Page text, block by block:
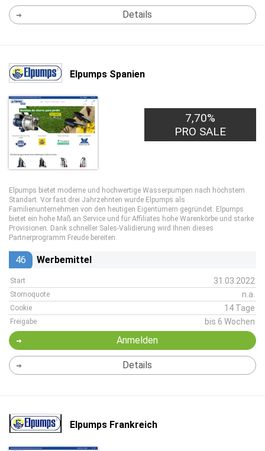
Details
Elpumps Spanien
7,70%
PRO SALE
Elpumps bietet moderne und hochwertige Wasserpumpen nach höchstem
Standart. Vor fast drei Jahrzehnten wurde Elpumps als
Familienunternehmen von den heutigen Eigentümern gegründet. Elpumps
bietet ein hohe Maß an Service und für Affiliates hohe Warenkörbe und starke
Provisionen. Dank schneller Sales-Validierung wird Ihnen dieses
Partnerprogramm Freude bereiten.
46 Werbemittel
Start 31.03.2022
Stornoquote n.a.
Cookie 14 Tage
Freigabe bis 6 Wochen
Anmelden
Details
Elpumps Frankreich